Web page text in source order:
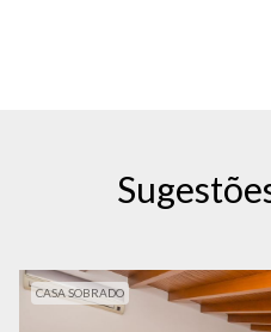
CASA SOBRADO